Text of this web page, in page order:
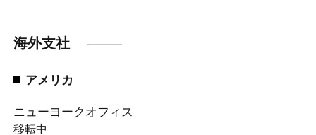
海外支社
アメリカ
ニューヨークオフィス
移転中